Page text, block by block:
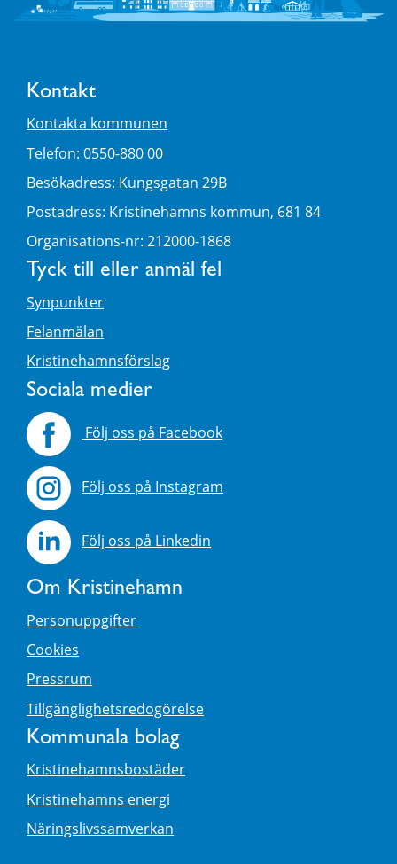
Kontakt
Kontakta kommunen
Telefon: 0550-880 00
Besökadress: Kungsgatan 29B
Postadress: Kristinehamns kommun, 681 84
Organisations-nr: 212000-1868
Tyck till eller anmäl fel
Synpunkter
Felanmälan
Kristinehamnsförslag
Sociala medier
Följ oss på Facebook
Följ oss på Instagram
Följ oss på Linkedin
Om Kristinehamn
Personuppgifter
Cookies
Pressrum
Tillgänglighetsredogörelse
Kommunala bolag
Kristinehamnsbostäder
Kristinehamns energi
Näringslivssamverkan